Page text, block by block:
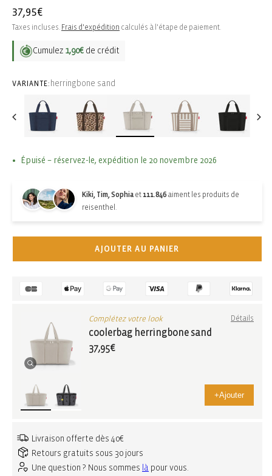
Prix
habituel
37,95€
Taxes incluses. Frais d'expédition calculés à l'étape de paiement.
Cumulez 1,90€ de crédit
VARIANTE: herringbone sand
Épuisé – réservez-le, expédition le 20 novembre 2026
Kiki, Tim, Sophia et 111.846 aiment les produits de
reisenthel.
AJOUTER AU PANIER
Complétez votre look Détails
coolerbag herringbone sand
37,95€
+Ajouter
Livraison offerte dès 40€
Retours gratuits sous 30 jours
Une question ? Nous sommes là pour vous.